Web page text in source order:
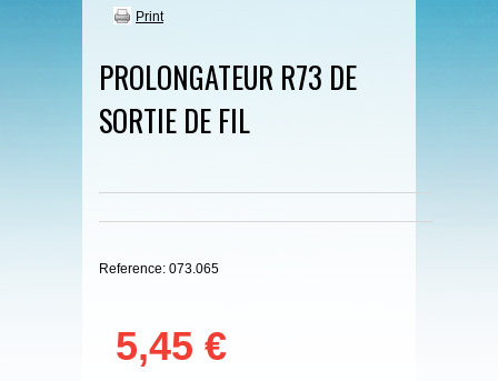
Print
PROLONGATEUR R73 DE
SORTIE DE FIL
Reference: 073.065
5,45 €